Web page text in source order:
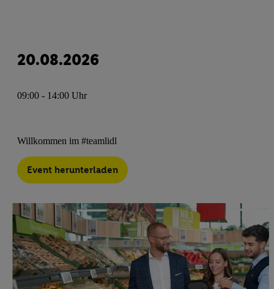
20.08.2026
09:00 - 14:00 Uhr
Willkommen im #teamlidl
Event herunterladen